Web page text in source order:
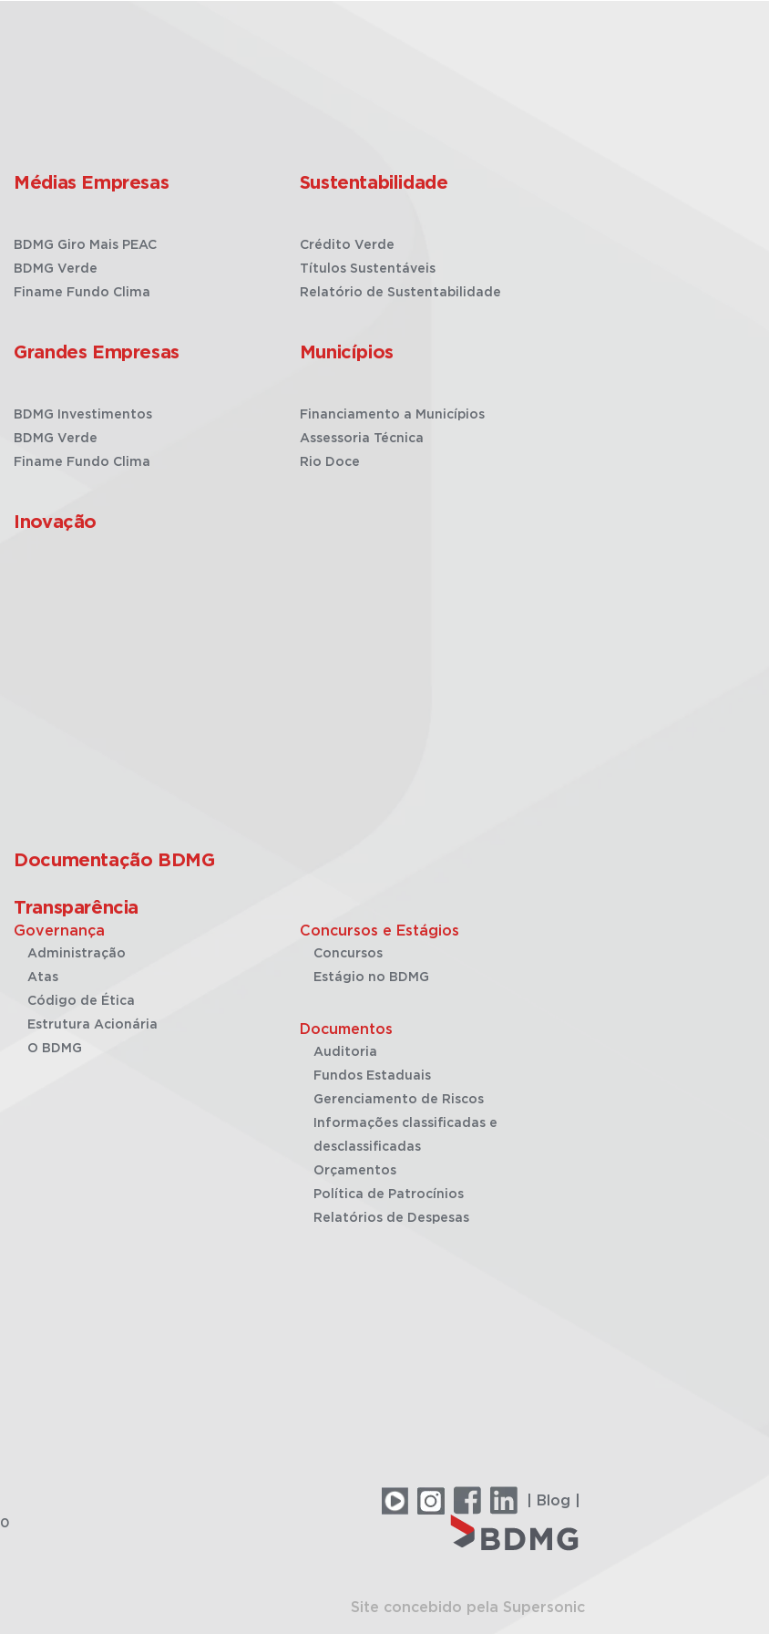
Médias Empresas
BDMG Giro Mais PEAC
BDMG Verde
Finame Fundo Clima
Grandes Empresas
BDMG Investimentos
BDMG Verde
Finame Fundo Clima
Inovação
Sustentabilidade
Crédito Verde
Títulos Sustentáveis
Relatório de Sustentabilidade
Municípios
Financiamento a Municípios
Assessoria Técnica
Rio Doce
Documentação BDMG
Transparência
Governança
Administração
Atas
Código de Ética
Estrutura Acionária
O BDMG
Concursos e Estágios
Concursos
Estágio no BDMG
Documentos
Auditoria
Fundos Estaduais
Gerenciamento de Riscos
Informações classificadas e
desclassificadas
Orçamentos
Política de Patrocínios
Relatórios de Despesas
| Blog |
Site concebido pela Supersonic